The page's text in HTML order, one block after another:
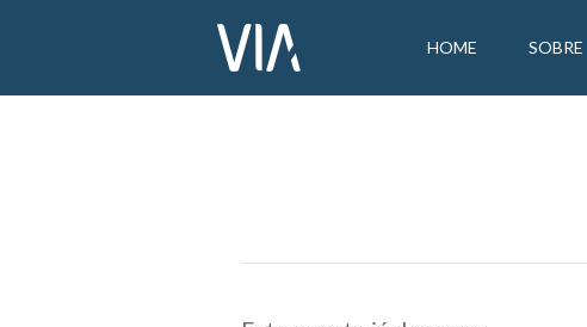
HOME SOBRE